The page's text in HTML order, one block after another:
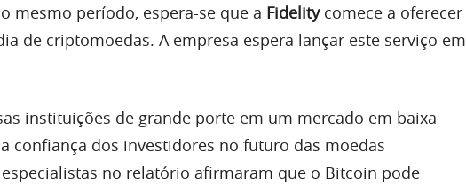
mesmo período, espera-se que a Fidelitycomece a oferecer
de criptomoedas. A empresa espera lançar este serviço em
instituições de grande porte em um mercado em baixa
confiança dos investidores no futuro das moedas
no relatório afirmaram que o Bitcoin pode